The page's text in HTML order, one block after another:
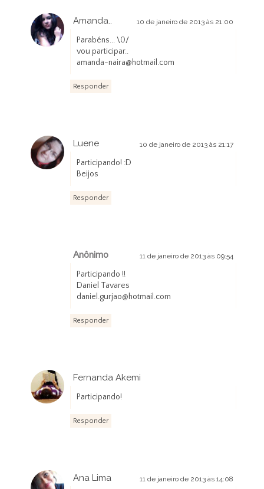
Amanda.. 10 de janeiro de 2013 às 21:00
Parabéns... \0/
vou participar..
amanda-naira@hotmail.com
Responder
Luene 10 de janeiro de 2013 às 21:17
Participando! :D
Beijos
Responder
Anônimo 11 de janeiro de 2013 às 09:54
Participando !!
Daniel Tavares
daniel.gurjao@hotmail.com
Responder
Fernanda Akemi
Participando!
Responder
Ana Lima 11 de janeiro de 2013 às 14:08